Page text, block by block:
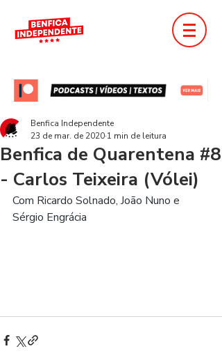
Benfica de Quarentena #8
- Carlos Teixeira (Vólei)
Benfica Independente
23 de mar. de 2020 1 min de leitura
Com Ricardo Solnado, João Nuno e
Sérgio Engrácia